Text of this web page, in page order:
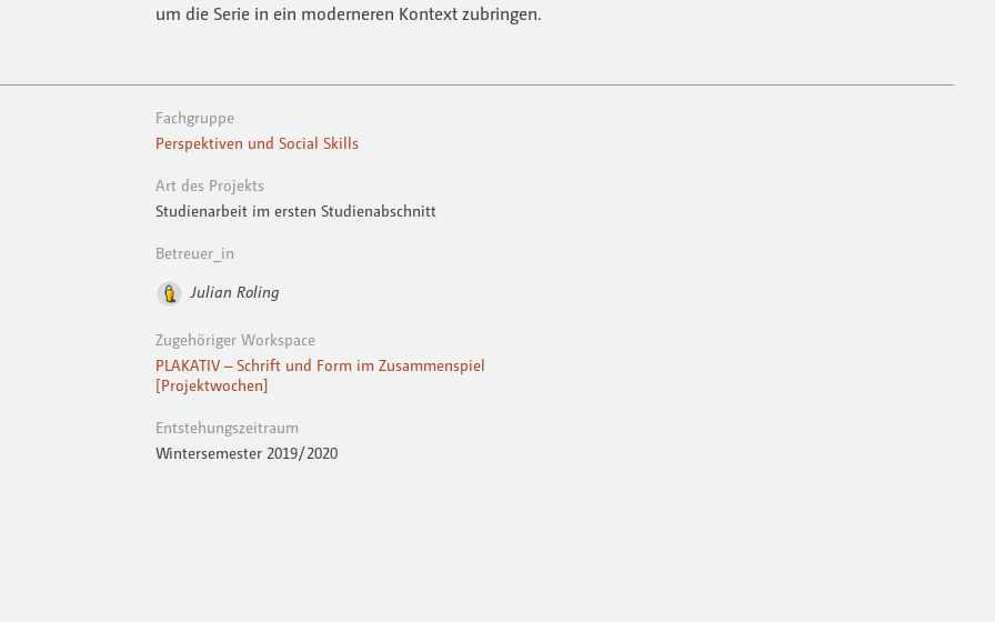
um die Serie in ein moderneren Kontext zubringen.
Fachgruppe
Perspektiven und Social Skills
Art des Projekts
Studienarbeit im ersten Studienabschnitt
Betreuer_in
Julian Roling
Zugehöriger Workspace
PLAKATIV – Schrift und Form im Zusammenspiel
[Projektwochen]
Entstehungszeitraum
Wintersemester 2019 / 2020